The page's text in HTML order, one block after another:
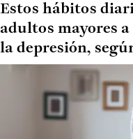
Estos hábitos
adultos mayores
la depresión,